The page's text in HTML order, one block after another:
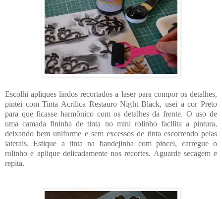
Escolhi apliques lindos recortados a laser para compor os detalhes,
pintei com Tinta Acrílica Restauro Night Black, usei a cor Preto
para que ficasse harmônico com os detalhes da frente. O uso de
uma camada fininha de tinta no mini rolinho facilita a pintura,
deixando bem uniforme e sem excessos de tinta escorrendo pelas
laterais. Estique a tinta na bandejinha com pincel, carregue o
rolinho e aplique delicadamente nos recortes. Aguarde secagem e
repita.